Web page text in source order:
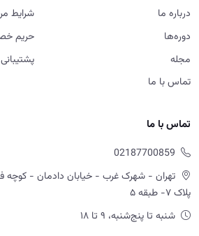
درباره ما
دوره‌ها
مجله
تماس با ما
شرایط
حریم
تماس با ما
02187700859
تهران - شهرک غرب - خیابان دادمان - کوچه
پلاک ۷- طبقه ۵
شنبه تا پنج‌شنبه، ۹ تا ۱۸